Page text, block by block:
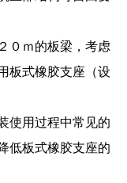
０ｍ的板梁，考虑
板式橡胶支座（设
使用过程中常见的
低板式橡胶支座的